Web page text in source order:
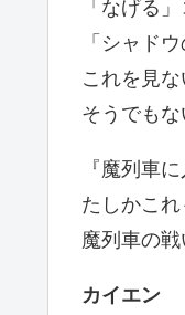
「なげる
「シャド
これを見
そうでもな
『魔列車
たしかこ
魔列車の
カイエン